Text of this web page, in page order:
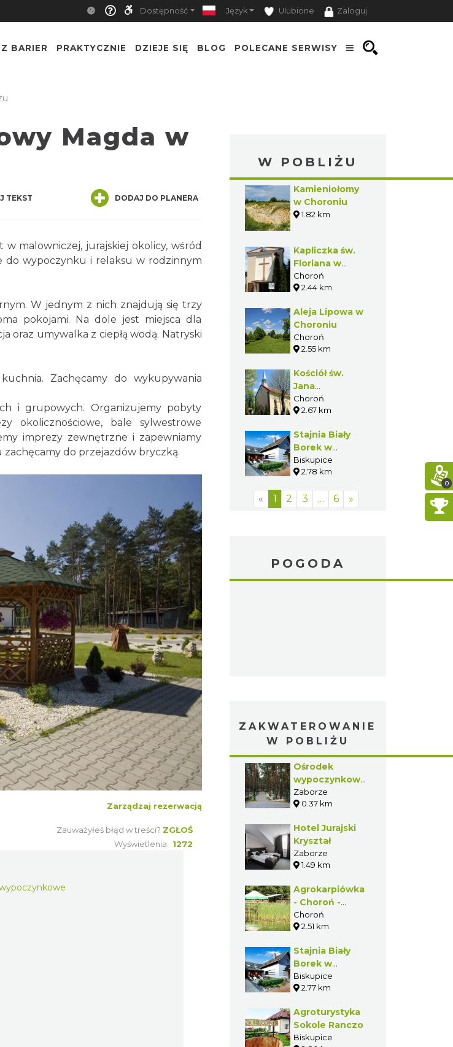
Dostępność Język Ulubione Zaloguj
BARIER PRAKTYCZNIE DZIEJE SIĘ BLOG POLECANE SERWISY
Magda w
TEKST DODAJ DO PLANERA
malowniczej, jurajskiej okolicy, wśród
do wypoczynku i relaksu w rodzinnym
W jednym z nich znajdują się trzy
pokojami. Na dole jest miejsca dla
oraz umywalka z ciepłą wodą. Natryski
Zachęcamy do wykupywania
i grupowych. Organizujemy pobyty
okolicznościowe, bale sylwestrowe
imprezy zewnętrzne i zapewniamy
do przejazdów bryczką.
Zarządzaj rezerwacją
Zauważyłeś błąd w treści? ZGŁOŚ
Wyświetlenia: 1272
W POBLIŻU
Kamieniołomy
w Choroniu
1.82 km
Kapliczka św.
Floriana w
Choroniu
Choroń
2.44 km
Aleja Lipowa w
Choroniu
Choroń
2.55 km
Kościół św.
Jana
Chrzciciela w
Choroniu
Choroń
2.67 km
Stajnia Biały
Borek w
Biskupicach
Biskupice
2.78 km
« 1 2 3 … 6 »
POGODA
ZAKWATEROWANIE
W POBLIŻU
Ośrodek
wypoczynkowy
Wing-Pol w
Zaborzu
Zaborze
0.37 km
Hotel Jurajski
Kryształ
Zaborze
1.49 km
Agrokarpiówka
- Choroń -
Gmina Poraj
Choroń
2.51 km
Stajnia Biały
Borek w
Biskupicach
Biskupice
2.77 km
Agroturystyka
Sokole Ranczo
Biskupice
0